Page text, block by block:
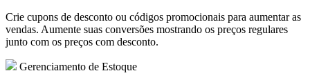
Crie cupons de desconto ou códigos promocionais para aumentar as
vendas. Aumente suas conversões mostrando os preços regulares
junto com os preços com desconto.
Gerenciamento de Estoque